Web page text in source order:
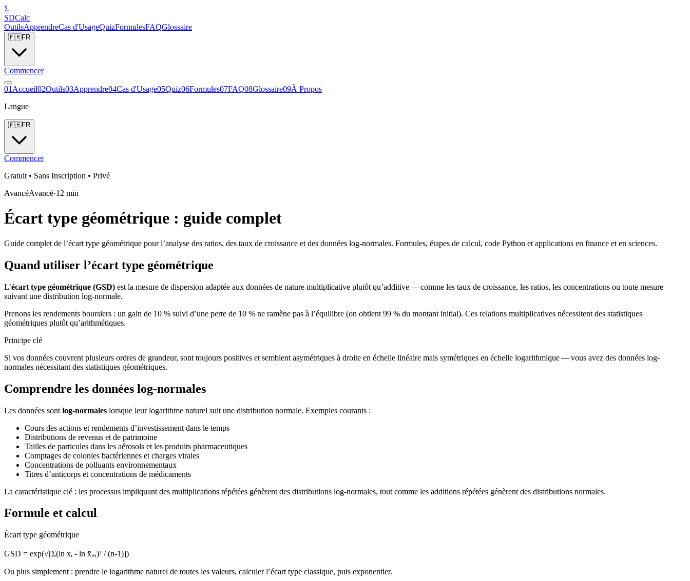
Σ
SDCalc
OutilsApprendreCas d'UsageQuizFormulesFAQGlossaire
🇫🇷FR
Commencer
01 Accueil02Outils03Apprendre04Cas d'Usage05Quiz06Formules07FAQ08Glossaire09À Propos
Langue
🇫🇷FR
Commencer
Gratuit • Sans Inscription • Privé
AvancéAvancé·12 min
Écart type géométrique : guide complet
Guide complet de l’écart type géométrique pour l’analyse des ratios, des taux de croissance et des données log-normales. Formules, étapes de calcul, code Python et applications en finance et en sciences.
Quand utiliser l’écart type géométrique
L’écart type géométrique (GSD) est la mesure de dispersion adaptée aux données de nature multiplicative plutôt qu’additive — comme les taux de croissance, les ratios, les concentrations ou toute mesure
suivant une distribution log-normale.
Prenons les rendements boursiers : un gain de 10 % suivi d’une perte de 10 % ne ramène pas à l’équilibre (on obtient 99 % du montant initial). Ces relations multiplicatives nécessitent des statistiques
géométriques plutôt qu’arithmétiques.
Principe clé
Si vos données couvrent plusieurs ordres de grandeur, sont toujours positives et semblent asymétriques à droite en échelle linéaire mais symétriques en échelle logarithmique — vous avez des données log-
normales nécessitant des statistiques géométriques.
Comprendre les données log-normales
Les données sont log-normales lorsque leur logarithme naturel suit une distribution normale. Exemples courants :
Cours des actions et rendements d’investissement dans le temps
Distributions de revenus et de patrimoine
Tailles de particules dans les aérosols et les produits pharmaceutiques
Comptages de colonies bactériennes et charges virales
Concentrations de polluants environnementaux
Titres d’anticorps et concentrations de médicaments
La caractéristique clé : les processus impliquant des multiplications répétées génèrent des distributions log-normales, tout comme les additions répétées génèrent des distributions normales.
Formule et calcul
Écart type géométrique
GSD = exp(√[Σ(ln xᵢ - ln x̄ₘ)² / (n-1)])
Ou plus simplement : prendre le logarithme naturel de toutes les valeurs, calculer l’écart type classique, puis exponentier.